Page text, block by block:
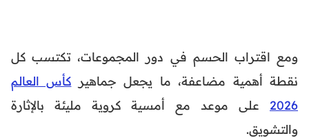
ومع اقتراب الحسم في دور المجموعات، تكتسب كل
نقطة أهمية مضاعفة، ما يجعل جماهير كأس العالم
2026 على موعد مع أمسية كروية مليئة بالإثارة
والتشويق.